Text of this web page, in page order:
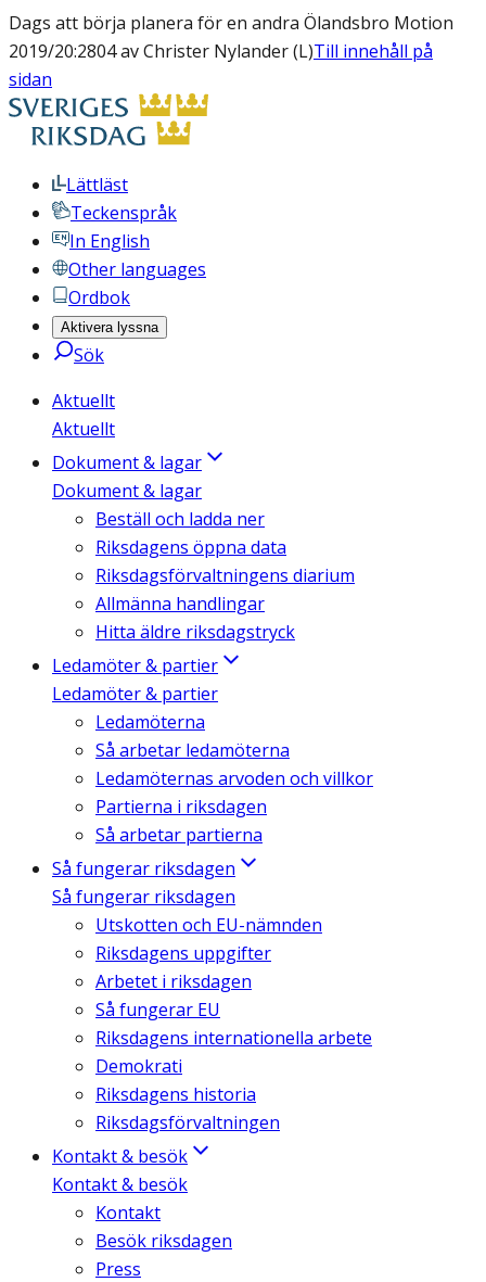
Dags att börja planera för en andra Ölandsbro Motion
2019/20:2804 av Christer Nylander (L)Till innehåll på
sidan
Lättläst
Teckenspråk
In English
Other languages
Ordbok
Aktivera lyssna
Sök
Aktuellt
Aktuellt
Dokument & lagar
Dokument & lagar
Beställ och ladda ner
Riksdagens öppna data
Riksdagsförvaltningens diarium
Allmänna handlingar
Hitta äldre riksdagstryck
Ledamöter & partier
Ledamöter & partier
Ledamöterna
Så arbetar ledamöterna
Ledamöternas arvoden och villkor
Partierna i riksdagen
Så arbetar partierna
Så fungerar riksdagen
Så fungerar riksdagen
Utskotten och EU-nämnden
Riksdagens uppgifter
Arbetet i riksdagen
Så fungerar EU
Riksdagens internationella arbete
Demokrati
Riksdagens historia
Riksdagsförvaltningen
Kontakt & besök
Kontakt & besök
Kontakt
Besök riksdagen
Press